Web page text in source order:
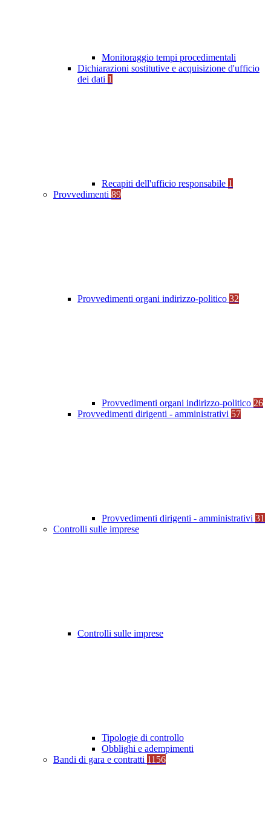
Monitoraggio tempi procedimentali
Dichiarazioni sostitutive e acquisizione d'ufficio
dei dati 1
Recapiti dell'ufficio responsabile 1
Provvedimenti 89
Provvedimenti organi indirizzo-politico 32
Provvedimenti organi indirizzo-politico 26
Provvedimenti dirigenti - amministrativi 57
Provvedimenti dirigenti - amministrativi 31
Controlli sulle imprese
Controlli sulle imprese
Tipologie di controllo
Obblighi e adempimenti
Bandi di gara e contratti 1156